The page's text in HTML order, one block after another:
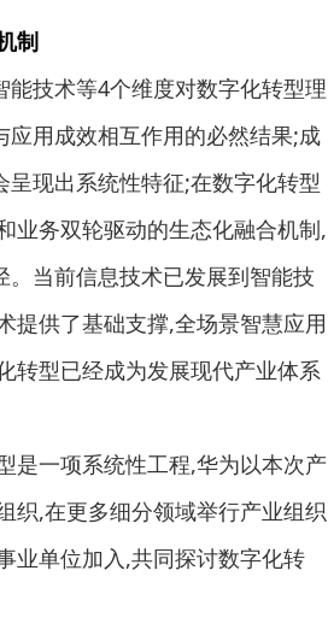
制
技术等4个维度对数字化转型理
用成效相互作用的必然结果;成
现出系统性特征;在数字化转型
业务双轮驱动的生态化融合机制,
当前信息技术已发展到智能技
提供了基础支撑,全场景智慧应用
转型已经成为发展现代产业体系
一项系统性工程,华为以本次产
织,在更多细分领域举行产业组织
业单位加入,共同探讨数字化转